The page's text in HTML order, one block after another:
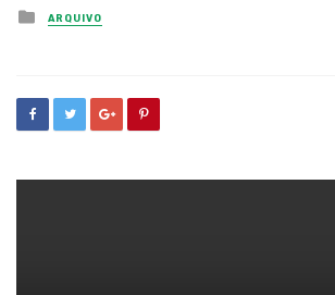
Posted
in
ARQUIVO